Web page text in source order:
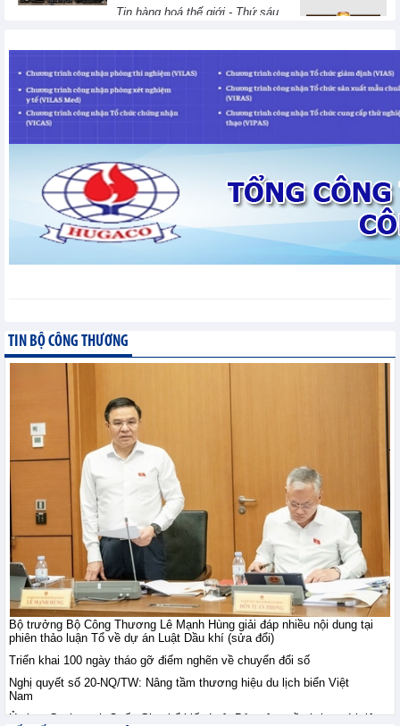
Tin hàng hoá thế giới - Thứ sáu,
Điều kiện thành lập Sở
giao dịch hàng hóa từ
Chính sách trong nước - Thứ
Dự thảo Luật Phát triển
công nghiệp văn hóa:
Thể chế hóa Nghị quyết
số 80-NQ/TW
XTTM - Thứ sáu, 7-8-2026
Bộ trưởng Bộ Công
Thương Lê Mạnh Hùng
giải đáp nhiều nội dung
tại phiên thảo luận Tổ về
dự án Luật Dầu khí (sửa đổi)
TIN BỘ CÔNG THƯƠNG - Thứ sáu, 7-8-2026
Ngành dịch vụ của Tây
Ban Nha tăng trưởng
mạnh nhất trong hơn 3
năm
Tin kinh tế thế giới - Thứ sáu, 7-8-2026
Ngành sản xuất của Ấn
Độ cải thiện chậm
Tin kinh tế thế giới - Thứ sáu, 7-
8-2026
Bia Hà Nội
diện, tiếp
nối hành
hơn 132
diện, tiếp
trình lịch sử
hơn 132
năm
TIN BỘ CÔNG THƯƠNG
Bộ trưởng Bộ Công Thương Lê Mạnh Hùng giải đáp nhiều nội dung tại
phiên thảo luận Tổ về dự án Luật Dầu khí (sửa đổi)
Triển khai 100 ngày tháo gỡ điểm nghẽn về chuyển đổi số
Nghị quyết số 20-NQ/TW: Nâng tầm thương hiệu du lịch biển Việt
Nam
Ủy ban Cạnh tranh Quốc Gia phổ biến Luật Bảo vệ quyền lợi người tiêu